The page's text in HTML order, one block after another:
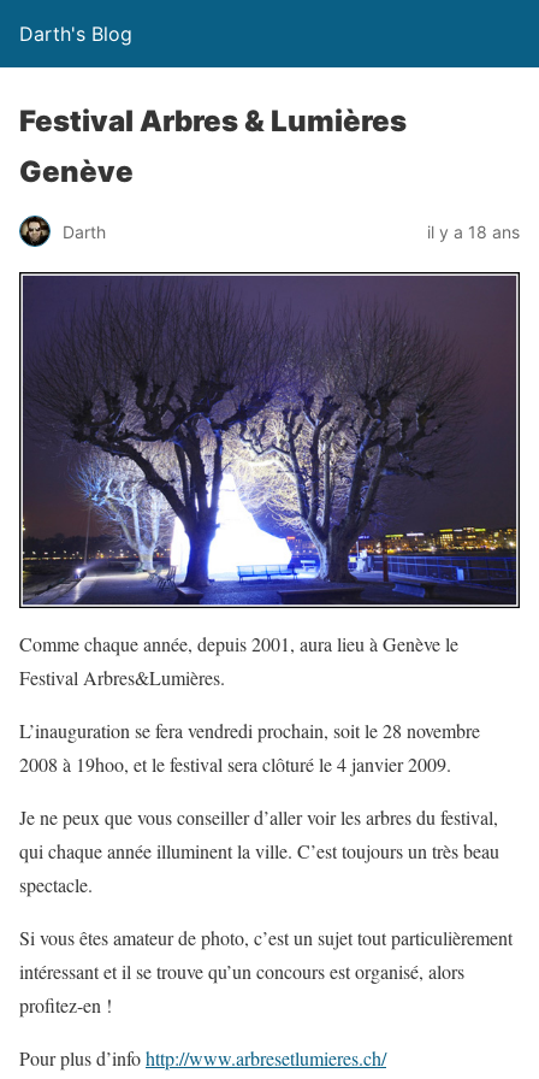
Darth's Blog
Festival Arbres & Lumières
Genève
Darth il y a 18 ans
Comme chaque année, depuis 2001, aura lieu à Genève le
Festival Arbres&Lumières.
L’inauguration se fera vendredi prochain, soit le 28 novembre
2008 à 19hoo, et le festival sera clôturé le 4 janvier 2009.
Je ne peux que vous conseiller d’aller voir les arbres du festival,
qui chaque année illuminent la ville. C’est toujours un très beau
spectacle.
Si vous êtes amateur de photo, c’est un sujet tout particulièrement
intéressant et il se trouve qu’un concours est organisé, alors
profitez-en !
Pour plus d’infohttp://www.arbresetlumieres.ch/